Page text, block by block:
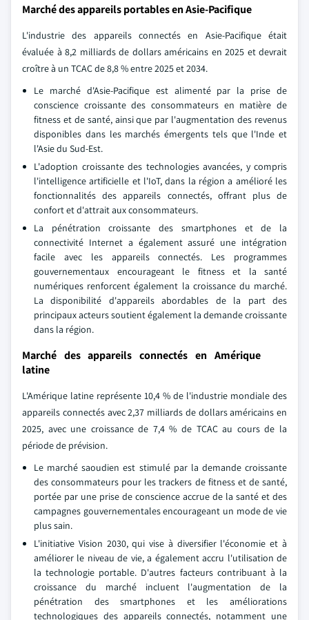
Marché des appareils portables en Asie-Pacifique
L'industrie des appareils connectés en Asie-Pacifique était
évaluée à 8,2 milliards de dollars américains en 2025 et devrait
croître à un TCAC de 8,8 % entre 2025 et 2034.
Le marché d'Asie-Pacifique est alimenté par la prise de
conscience croissante des consommateurs en matière de
fitness et de santé, ainsi que par l'augmentation des revenus
disponibles dans les marchés émergents tels que l'Inde et
l'Asie du Sud-Est.
L'adoption croissante des technologies avancées, y compris
l'intelligence artificielle et l'IoT, dans la région a amélioré les
fonctionnalités des appareils connectés, offrant plus de
confort et d'attrait aux consommateurs.
La pénétration croissante des smartphones et de la
connectivité Internet a également assuré une intégration
facile avec les appareils connectés. Les programmes
gouvernementaux encourageant le fitness et la santé
numériques renforcent également la croissance du marché.
La disponibilité d'appareils abordables de la part des
principaux acteurs soutient également la demande croissante
dans la région.
Marché des appareils connectés en Amérique
latine
L'Amérique latine représente 10,4 % de l'industrie mondiale des
appareils connectés avec 2,37 milliards de dollars américains en
2025, avec une croissance de 7,4 % de TCAC au cours de la
période de prévision.
Le marché saoudien est stimulé par la demande croissante
des consommateurs pour les trackers de fitness et de santé,
portée par une prise de conscience accrue de la santé et des
campagnes gouvernementales encourageant un mode de vie
plus sain.
L'initiative Vision 2030, qui vise à diversifier l'économie et à
améliorer le niveau de vie, a également accru l'utilisation de
la technologie portable. D'autres facteurs contribuant à la
croissance du marché incluent l'augmentation de la
pénétration des smartphones et les améliorations
technologiques des appareils connectés, notamment une